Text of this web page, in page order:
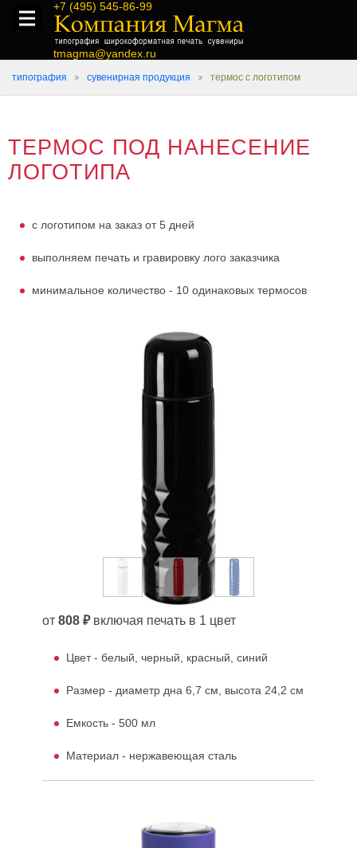
+7 (495) 545-86-99
tmagma@yandex.ru
типография сувенирная продукция термос с логотипом
ТЕРМОС ПОД НАНЕСЕНИЕ
ЛОГОТИПА
с логотипом на заказ от 5 дней
выполняем печать и гравировку лого заказчика
минимальное количество - 10 одинаковых термосов
от 808 ₽включая печать в 1 цвет
Цвет - белый, черный, красный, синий
Размер - диаметр дна 6,7 см, высота 24,2 см
Емкость - 500 мл
Материал - нержавеющая сталь